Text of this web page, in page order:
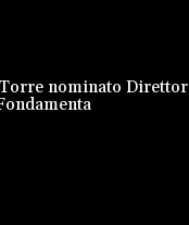
nominato